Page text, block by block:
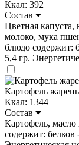
Ккал: 392
Состав
Цветная капуста,
молоко, мука
блюдо содержит:
5,4 гр.
Картофель
Ккал: 1344
Состав
Картофель,
содержит: белков